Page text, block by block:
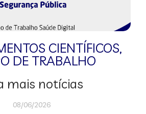
CIENTÍFICOS,
DE TRABALHO
mais notícias
08/06/2026